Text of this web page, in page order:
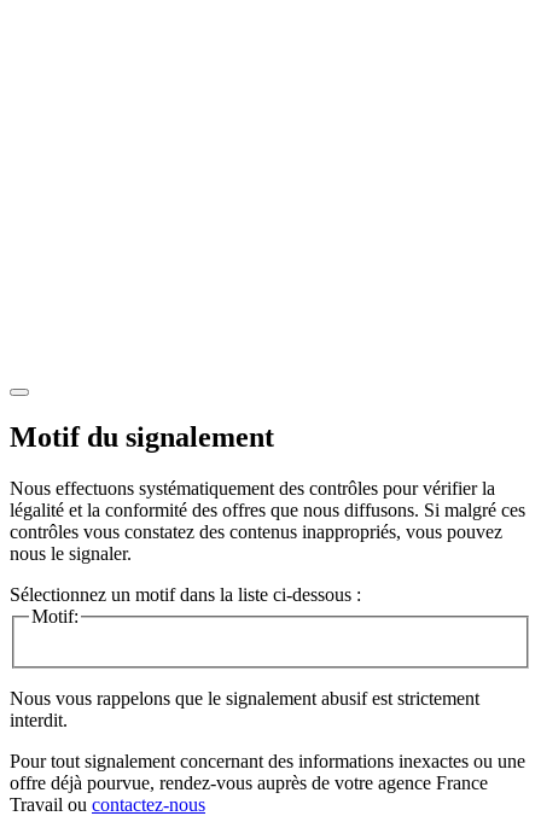
Motif du signalement
Nous effectuons systématiquement des contrôles pour vérifier la
légalité et la conformité des offres que nous diffusons. Si malgré ces
contrôles vous constatez des contenus inappropriés, vous pouvez
nous le signaler.
Sélectionnez un motif dans la liste ci-dessous :
Motif:
Nous vous rappelons que le signalement abusif est strictement
interdit.
Pour tout signalement concernant des informations inexactes ou une
offre déjà pourvue, rendez-vous auprès de votre agence France
Travail ou contactez-nous